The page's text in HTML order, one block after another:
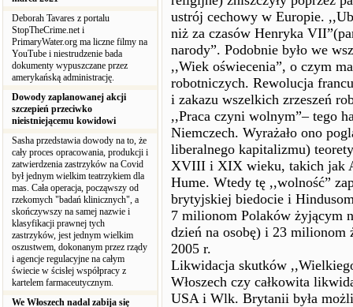
Deborah Tavares z portalu
StopTheCrime.net i
PrimaryWater.org ma liczne filmy na
YouTube i niestrudzenie bada
dokumenty wypuszczane przez
amerykańską administrację.
Dowody zaplanowanej akcji
szczepień przeciwko
nieistniejącemu kowidowi
Sasha przedstawia dowody na to, że
cały proces opracowania, produkcji i
zatwierdzenia zastrzyków na Covid
był jednym wielkim teatrzykiem dla
mas. Cała operacja, począwszy od
rzekomych "badań klinicznych", a
skończywszy na samej nazwie i
klasyfikacji prawnej tych
zastrzyków, jest jednym wielkim
oszustwem, dokonanym przez rządy
i agencje regulacyjne na całym
świecie w ścisłej współpracy z
kartelem farmaceutycznym.
We Włoszech nadal zabija się
ustrój cechowy w Europie.
niż za czasów Henryka
narody”. Podobnie było we
,,Wiek oświecenia”, o czym
robotniczych. Rewolucja
i zakazu wszelkich zrzeszeń
,,Praca czyni wolnym”– tego
Niemczech. Wyrażało ono
liberalnego kapitalizmu)
XVIII i XIX wieku, takich jak
Hume. Wtedy tę ,,wolność”
brytyjskiej biedocie i
7 milionom Polaków żyjącym
dzień na osobę) i 23
2005 r.
Likwidacja skutków
Włoszech czy całkowita
USA i Wlk. Brytanii była